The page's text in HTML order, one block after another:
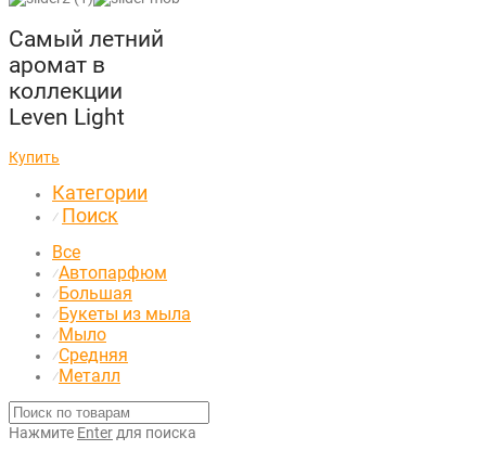
Самый летний
аромат в
коллекции
Leven Light
Купить
Категории
⁄ Поиск
Все
⁄Автопарфюм
⁄Большая
⁄Букеты из мыла
⁄Мыло
⁄Средняя
⁄Металл
Нажмите Enterдля поиска